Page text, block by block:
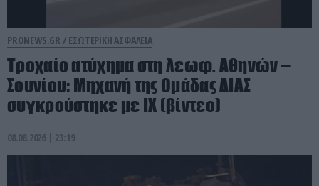
PRONEWS.GR / ΕΣΩΤΕΡΙΚΗ ΑΣΦΑΛΕΙΑ
Τροχαίο ατύχημα στη λεωφ. Αθηνών –
Σουνίου: Μηχανή της Ομάδας ΔΙΑΣ
συγκρούστηκε με ΙΧ (βίντεο)
08.08.2026 | 23:19